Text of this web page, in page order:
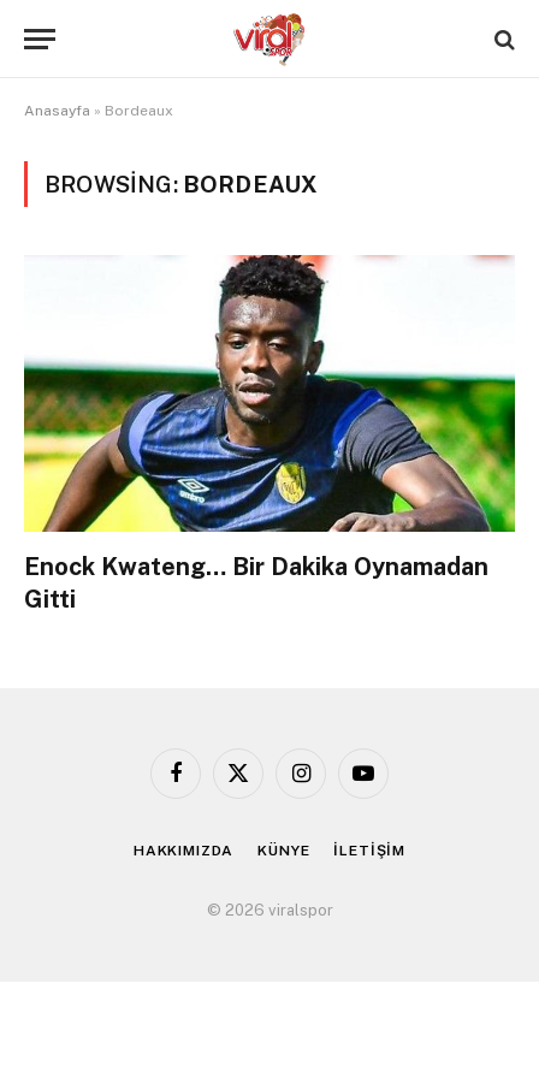
Anasayfa » Bordeaux
BROWSING: BORDEAUX
Enock Kwateng… Bir Dakika Oynamadan
Gitti
Facebook
X
InstagramYouTube
HAKKIMIZDA KÜNYE İLETİŞİM
© 2026 viralspor